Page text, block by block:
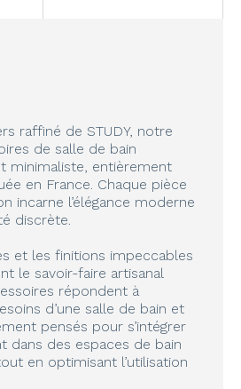
raffiné de STUDY, notre
de salle de bain
minimaliste, entièrement
en France. Chaque pièce
incarne l’élégance moderne
discrète.
et les finitions impeccables
le savoir-faire artisanal
répondent à
d’une salle de bain et
pensés pour s’intégrer
dans des espaces de bain
en optimisant l’utilisation